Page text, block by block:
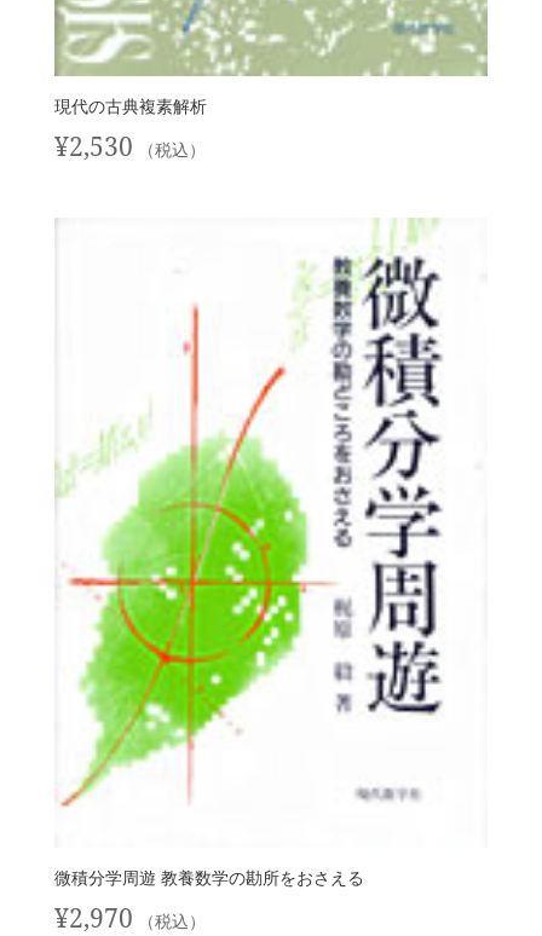
現代の古典複素解析
¥2,530 （税込）
微積分学周遊 教養数学の勘所をおさえる
¥2,970 （税込）